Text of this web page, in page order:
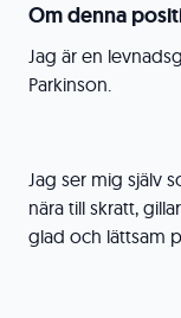
Om denna
Jag är en
Parkinson.
Jag ser mig själv
nära till skratt,
glad och lättsam